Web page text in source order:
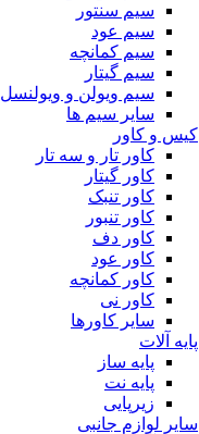
سیم سنتور
سیم عود
سیم کمانچه
سیم گیتار
سیم ویولن و ویولنسل
سایر سیم ها
کیس و کاور
کاور تار و سه تار
کاور گیتار
کاور تنبک
کاور تنبور
کاور دف
کاور عود
کاور کمانچه
کاور نی
سایر کاورها
پایه آلات
پایه ساز
پایه نت
زیرپایی
سایر لوازم جانبی